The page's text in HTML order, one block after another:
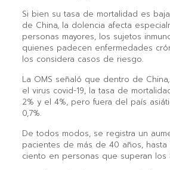
Si bien su tasa de mortalidad es
de China, la dolencia afecta
personas mayores, los sujetos
quienes padecen enfermedades
los considera casos de riesgo.
La OMS señaló que dentro de
el virus covid-19, la tasa de
2% y el 4%, pero fuera del país
0,7%.
De todos modos, se registra un
pacientes de más de 40 años, hasta
ciento en personas que superan los